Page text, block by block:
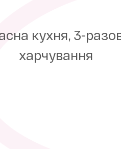
кухня, 3-
харчування